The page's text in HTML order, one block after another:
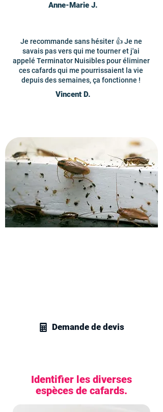
Anne-Marie J.
Je recommande sans hésiter 👍 Je ne
savais pas vers qui me tourner et j'ai
appelé Terminator Nuisibles pour éliminer
ces cafards qui me pourrissaient la vie
depuis des semaines, ça fonctionne !
Vincent D.
Demande de devis
Identifier les diverses
espèces de cafards.